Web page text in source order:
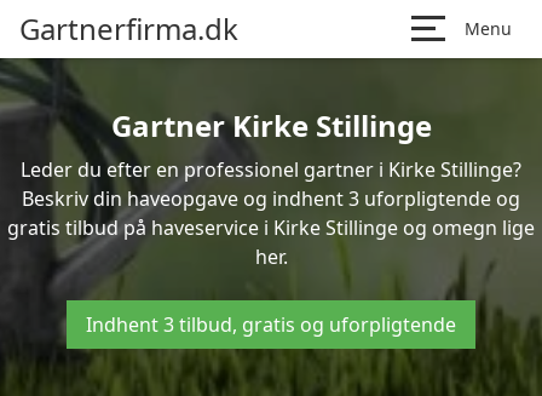
Gartnerfirma.dk Menu
Gartner Kirke Stillinge
Leder du efter en professionel gartner i Kirke Stillinge?
Beskriv din haveopgave og indhent 3 uforpligtende og
gratis tilbud på haveservice i Kirke Stillinge og omegn lige
her.
Indhent 3 tilbud, gratis og uforpligtende